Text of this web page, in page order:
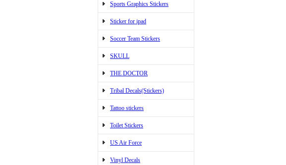
Sports Graphics Stickers
Sticker for ipad
Soccer Team Stickers
SKULL
THE DOCTOR
Tribal Decals(Stickers)
Tattoo stickers
Toilet Stickers
US Air Force
Vinyl Decals